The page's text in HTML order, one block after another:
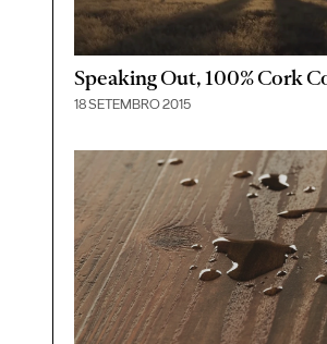
Speaking Out, 100% Cork
18 SETEMBRO 2015